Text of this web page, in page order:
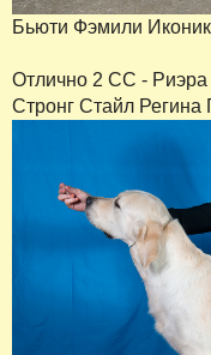
Бьюти Фэмили
Отлично 2 СС - Риэра
Стронг Стайл